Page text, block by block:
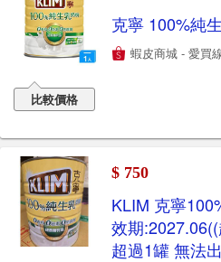
比較價格
克寧 100%純
蝦皮商城 - 愛買
$ 750
KLIM 克寧
效期
超過1罐 無法